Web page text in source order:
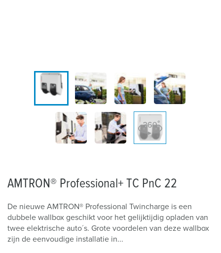
AMTRON® Professional+ TC PnC 22
De nieuwe AMTRON® Professional Twincharge is een
dubbele wallbox geschikt voor het gelijktijdig opladen van
twee elektrische auto´s. Grote voordelen van deze wallbox
zijn de eenvoudige installatie in...